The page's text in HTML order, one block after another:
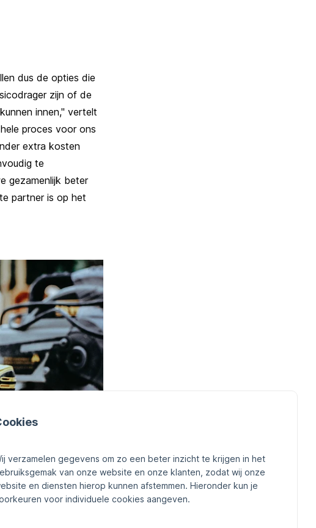
verzamelen gegevens om zo een beter inzicht te krijgen in het
van onze website en onze klanten, zodat wij onze
en diensten hierop kunnen afstemmen. Hieronder kun je
voor individuele cookies aangeven.
dus de opties die
zijn of de
innen," vertelt
proces voor ons
extra kosten
te
gezamenlijk beter
partner is op het